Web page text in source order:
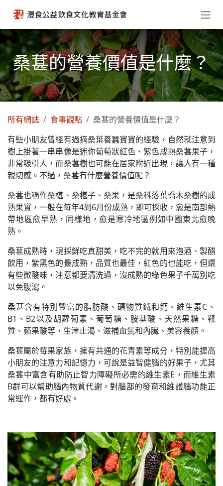
桑葚的營養價值是什麼？
所有網誌 食事觀點
桑葚的營養價值是什麼？
有些小朋友曾經有過摘桑葉養蠶寶寶的經驗，自然就注意到
樹上掛著一串串像是迷你葡萄狀紅色、紫色成熟桑葚果子，
非常吸引人，而桑葚樹也可能在居家附近出現，讓人有一種
親切感。不過，桑葚有什麼營養價值呢？
桑葚也稱作桑椹、桑椹子、桑果，是桑科落葉喬木桑樹的成
熟果實，一般在每年4到6月份成熟，即可採收，愈是南部熱
帶地區愈早熟，同樣地，愈是寒冷地區例如中國東北愈晚
熟。
桑葚成熟時，現採鮮吃真甜美，吃不完的就用來泡酒、製醋
飲用，紫黑色的最成熟，品質也最佳，紅色的也能吃，但還
有些微酸味，注意都要清洗過，沒成熟的綠色果子千萬別吃
以免腹瀉。
桑葚含有特別豐富的脂肪酸、礦物質鐵和鈣、維生素C、
B1、B2以及胡蘿蔔素、葡萄糖、胺基酸、天然果糖、鞣
質、蘋果酸等，生津止渴、滋補血氣和內臟、美容養顏。
桑葚屬於莓果家族，擁有共通的花青素等成分，特別能提高
小朋友的注意力和記憶力，可說是益智健腦的好果子，尤其
桑葚中富含有助防止智力障礙所必需的維生素E，而維生素
B群可以幫助腦內物質代謝，對腦部的發育和維護腦功能正
常運作，都有好處。